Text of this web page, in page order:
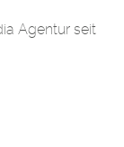
Agentur seit